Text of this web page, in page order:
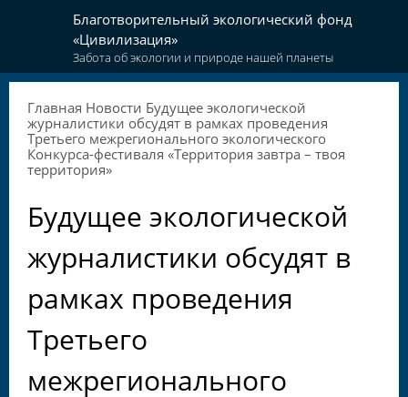
Благотворительный экологический фонд
«Цивилизация»
Забота об экологии и природе нашей планеты
Главная Новости Будущее экологической
журналистики обсудят в рамках проведения
Третьего межрегионального экологического
Конкурса-фестиваля «Территория завтра – твоя
территория»
Будущее экологической
журналистики обсудят в
рамках проведения
Третьего
межрегионального